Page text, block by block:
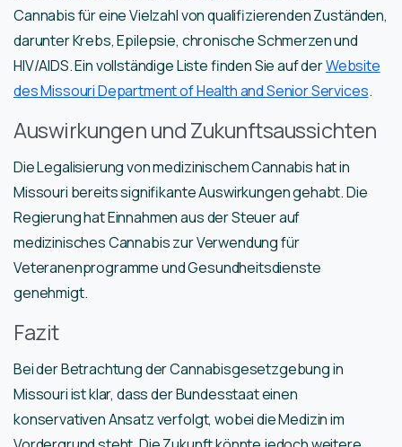
Cannabis für eine Vielzahl von qualifizierenden Zuständen,
darunter Krebs, Epilepsie, chronische Schmerzen und
HIV/AIDS. Ein vollständige Liste finden Sie auf derWebsite
des Missouri Department of Health and Senior Services.
Auswirkungen und Zukunftsaussichten
Die Legalisierung von medizinischem Cannabis hat in
Missouri bereits signifikante Auswirkungen gehabt. Die
Regierung hat Einnahmen aus der Steuer auf
medizinisches Cannabis zur Verwendung für
Veteranenprogramme und Gesundheitsdienste
genehmigt.
Fazit
Bei der Betrachtung der Cannabisgesetzgebung in
Missouri ist klar, dass der Bundesstaat einen
konservativen Ansatz verfolgt, wobei die Medizin im